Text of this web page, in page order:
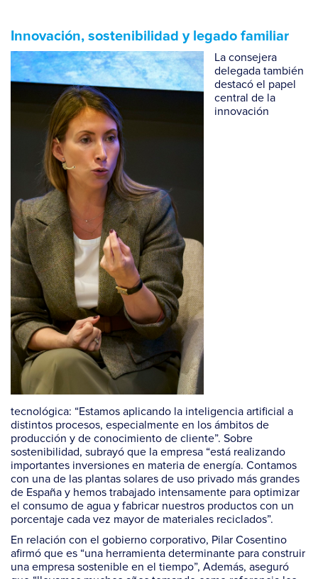
Innovación, sostenibilidad y legado familiar
La consejera
delegada también
destacó el papel
central de la
innovación
tecnológica: “Estamos aplicando la inteligencia artificial a
distintos procesos, especialmente en los ámbitos de
producción y de conocimiento de cliente”. Sobre
sostenibilidad, subrayó que la empresa “está realizando
importantes inversiones en materia de energía. Contamos
con una de las plantas solares de uso privado más grandes
de España y hemos trabajado intensamente para optimizar
el consumo de agua y fabricar nuestros productos con un
porcentaje cada vez mayor de materiales reciclados”.
En relación con el gobierno corporativo, Pilar Cosentino
afirmó que es “una herramienta determinante para construir
una empresa sostenible en el tiempo”, Además, aseguró